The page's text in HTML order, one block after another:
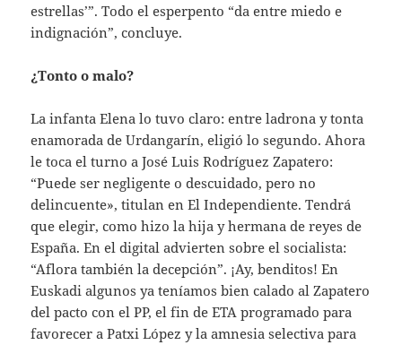
estrellas’”. Todo el esperpento “da entre miedo e
indignación”, concluye.
¿Tonto o malo?
La infanta Elena lo tuvo claro: entre ladrona y tonta
enamorada de Urdangarín, eligió lo segundo. Ahora
le toca el turno a José Luis Rodríguez Zapatero:
“Puede ser negligente o descuidado, pero no
delincuente», titulan en El Independiente. Tendrá
que elegir, como hizo la hija y hermana de reyes de
España. En el digital advierten sobre el socialista:
“Aflora también la decepción”. ¡Ay, benditos! En
Euskadi algunos ya teníamos bien calado al Zapatero
del pacto con el PP, el fin de ETA programado para
favorecer a Patxi López y la amnesia selectiva para